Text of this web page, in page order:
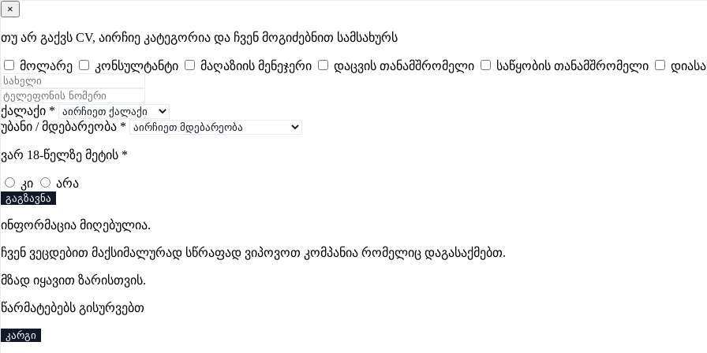
samushao
შესვლა
ყველა - 632 Remote Worldwide - 289 დღევანდელი - 18 ფავორიტები პოპულარული - 400 შენთვის ამორჩეული - 0 CV გარეშე
ადმინისტრატორის ვაკანსიები გორში
×
თუ არ გაქვს CV, აირჩიე კატეგორია და ჩვენ მოგიძებნით სამსახურს
მოლარე კონსულტანტი მაღაზიის მენეჯერი დაცვის თანამშრომელი საწყობის თანამშრომელი
ქალაქი *
უბანი / მდებარეობა *
ვარ 18-წელზე მეტის *
კი არა
გაგზავნა
ინფორმაცია მიღებულია.
ჩვენ ვეცდებით მაქსიმალურად სწრაფად ვიპოვოთ კომპანია რომელიც დაგასაქმებთ.
მზად იყავით ზარისთვის.
წარმატებებს გისურვებთ
კარგი